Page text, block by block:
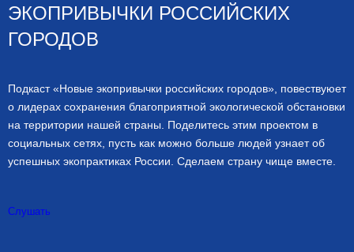
ЭКОПРИВЫЧКИ РОССИЙСКИХ
ГОРОДОВ
Подкаст «Новые экопривычки российских городов», повествуюет
о лидерах сохранения благоприятной экологической обстановки
на территории нашей страны. Поделитесь этим проектом в
социальных сетях, пусть как можно больше людей узнает об
успешных экопрактиках России. Сделаем страну чище вместе.
Слушать